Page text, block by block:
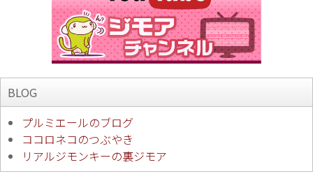
BLOG
プルミエールのブログ
ココロネコのつぶやき
リアルジモンキーの裏ジモア